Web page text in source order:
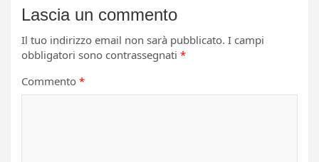
Lascia un commento
Il tuo indirizzo email non sarà pubblicato. I campi
obbligatori sono contrassegnati *
Commento *